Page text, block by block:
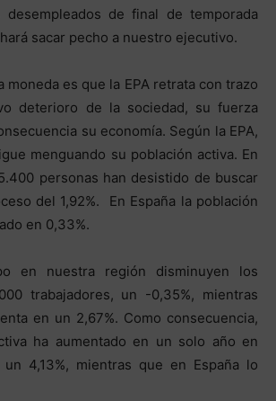
desempleados de final de temporada
sacar pecho a nuestro ejecutivo.
moneda es que la EPA retrata con trazo
deterioro de la sociedad, su fuerza
su economía. Según la EPA,
menguando su población activa. En
personas han desistido de buscar
del 1,92%. En España la población
en 0,33%.
en nuestra región disminuyen los
trabajadores, un -0,35%, mientras
en un 2,67%. Como consecuencia,
ha aumentado en un solo año en
un 4,13%, mientras que en España lo